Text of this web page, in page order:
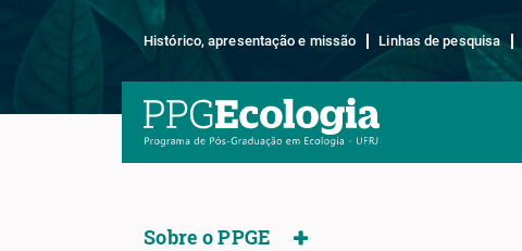
Histórico, apresentação e missão Linhas de pesquisa
Sobre o PPGE